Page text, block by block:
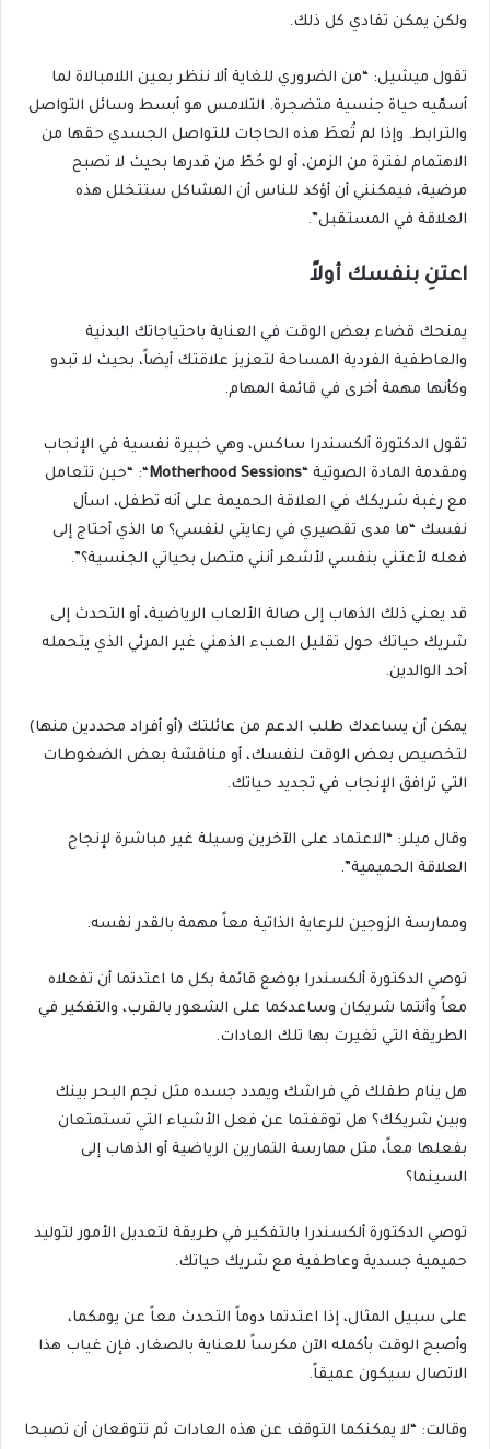
ولكن يمكن تفادي كل ذلك.
تقول ميشيل: “من الضروري للغاية ألا ننظر بعين اللامبالاة لما
أسمّيه حياة جنسية متضجرة. التلامس هو أبسط وسائل التواصل
والترابط. وإذا لم تُعطَ هذه الحاجات للتواصل الجسدي حقها من
الاهتمام لفترة من الزمن، أو لو حُطّ من قدرها بحيث لا تصبح
مرضية، فيمكنني أن أؤكد للناس أن المشاكل ستتخلل هذه
العلاقة في المستقبل”.
اعتنِ بنفسك أولاً
يمنحك قضاء بعض الوقت في العناية باحتياجاتك البدنية
والعاطفية الفردية المساحة لتعزيز علاقتك أيضاً، بحيث لا تبدو
وكأنها مهمة أخرى في قائمة المهام.
تقول الدكتورة ألكسندرا ساكس، وهي خبيرة نفسية في الإنجاب
ومقدمة المادة الصوتية “Motherhood Sessions“: “حين تتعامل
مع رغبة شريكك في العلاقة الحميمة على أنه تطفل، اسأل
نفسك “ما مدى تقصيري في رعايتي لنفسي؟ ما الذي أحتاج إلى
فعله لأعتني بنفسي لأشعر أنني متصل بحياتي الجنسية؟”.
قد يعني ذلك الذهاب إلى صالة الألعاب الرياضية، أو التحدث إلى
شريك حياتك حول تقليل العبء الذهني غير المرئي الذي يتحمله
أحد الوالدين.
يمكن أن يساعدك طلب الدعم من عائلتك (أو أفراد محددين منها)
لتخصيص بعض الوقت لنفسك، أو مناقشة بعض الضغوطات
التي ترافق الإنجاب في تجديد حياتك.
وقال ميلر: “الاعتماد على الآخرين وسيلة غير مباشرة لإنجاح
العلاقة الحميمية”.
وممارسة الزوجين للرعاية الذاتية معاً مهمة بالقدر نفسه.
توصي الدكتورة ألكسندرا بوضع قائمة بكل ما اعتدتما أن تفعلاه
معاً وأنتما شريكان وساعدكما على الشعور بالقرب، والتفكير في
الطريقة التي تغيرت بها تلك العادات.
هل ينام طفلك في فراشك ويمدد جسده مثل نجم البحر بينك
وبين شريكك؟ هل توقفتما عن فعل الأشياء التي تستمتعان
بفعلها معاً، مثل ممارسة التمارين الرياضية أو الذهاب إلى
السينما؟
توصي الدكتورة ألكسندرا بالتفكير في طريقة لتعديل الأمور لتوليد
حميمية جسدية وعاطفية مع شريك حياتك.
على سبيل المثال، إذا اعتدتما دوماً التحدث معاً عن يومكما،
وأصبح الوقت بأكمله الآن مكرساً للعناية بالصغار، فإن غياب هذا
الاتصال سيكون عميقاً.
وقالت: “لا يمكنكما التوقف عن هذه العادات ثم تتوقعان أن تصبحا